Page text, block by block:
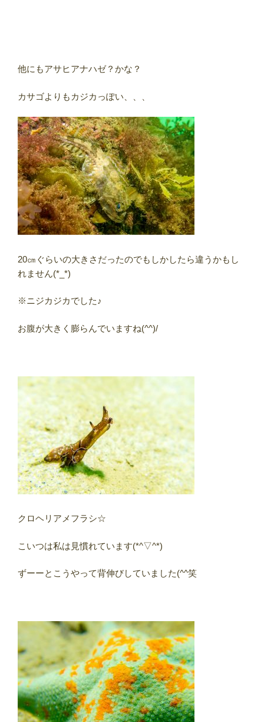
他にもアサヒアナハゼ？かな？
カサゴよりもカジカっぽい、、、
20㎝ぐらいの大きさだったのでもしかしたら違うかもし
れません(*_*)
※ニジカジカでした♪
お腹が大きく膨らんでいますね(^^)/
クロヘリアメフラシ☆
こいつは私は見慣れています(*^▽^*)
ずーーとこうやって背伸びしていました(^^笑